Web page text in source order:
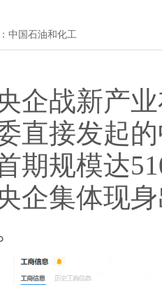
中国石油和化工
战新产业
直接发起
期规模达
企集体现